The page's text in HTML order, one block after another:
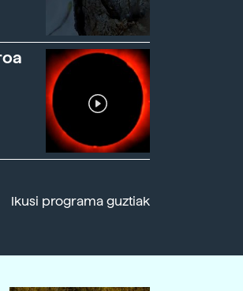
Ikusi programa guztiak